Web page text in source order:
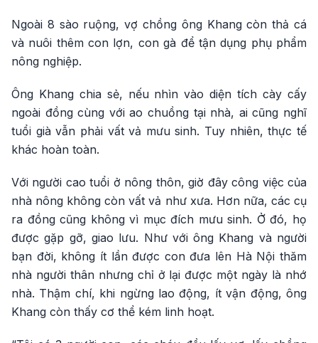
Ngoài 8 sào ruộng, vợ chồng ông Khang còn thả cá
và nuôi thêm con lợn, con gà để tận dụng phụ phẩm
nông nghiệp.
Ông Khang chia sẻ, nếu nhìn vào diện tích cày cấy
ngoài đồng cùng với ao chuồng tại nhà, ai cũng nghĩ
tuổi già vẫn phải vất vả mưu sinh. Tuy nhiên, thực tế
khác hoàn toàn.
Với người cao tuổi ở nông thôn, giờ đây công việc của
nhà nông không còn vất vả như xưa. Hơn nữa, các cụ
ra đồng cũng không vì mục đích mưu sinh. Ở đó, họ
được gặp gỡ, giao lưu. Như với ông Khang và người
bạn đời, không ít lần được con đưa lên Hà Nội thăm
nhà người thân nhưng chỉ ở lại được một ngày là nhớ
nhà. Thậm chí, khi ngừng lao động, ít vận động, ông
Khang còn thấy cơ thể kém linh hoạt.